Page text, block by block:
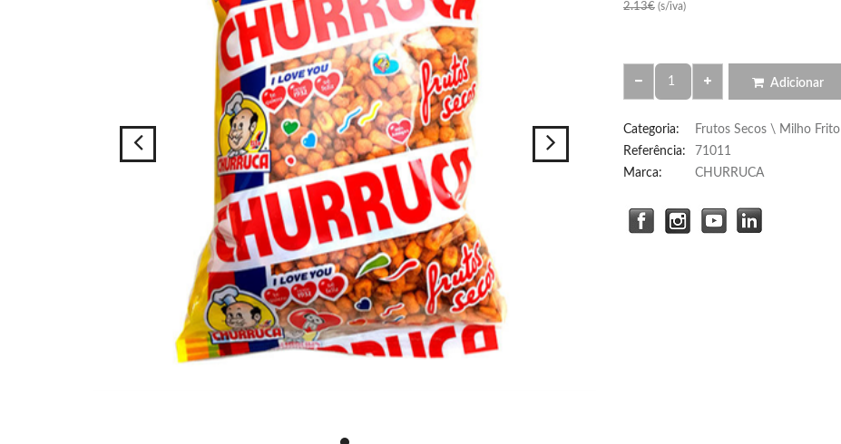
2.13€ (s/iva)
Adicionar
Categoria:
Frutos Secos \ Milho Frito
Referência:
71011
Marca:
CHURRUCA